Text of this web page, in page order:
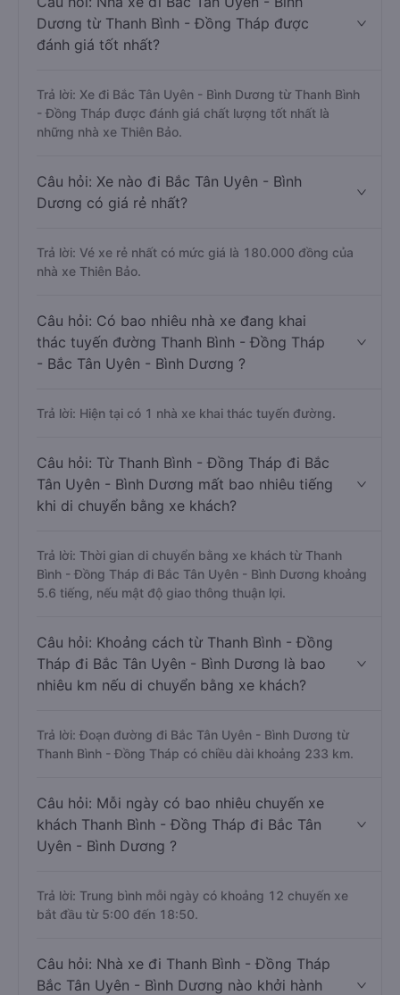
Dương từ Thanh Bình - Đồng Tháp được
đánh giá tốt nhất?
Trả lời: Xe đi Bắc Tân Uyên - Bình Dương từ Thanh Bình
- Đồng Tháp được đánh giá chất lượng tốt nhất là
những nhà xe Thiên Bảo.
Câu hỏi: Xe nào đi Bắc Tân Uyên - Bình
Dương có giá rẻ nhất?
Trả lời: Vé xe rẻ nhất có mức giá là 180.000 đồng của
nhà xe Thiên Bảo.
Câu hỏi: Có bao nhiêu nhà xe đang khai
thác tuyến đường Thanh Bình - Đồng Tháp
- Bắc Tân Uyên - Bình Dương ?
Trả lời: Hiện tại có 1 nhà xe khai thác tuyến đường.
Câu hỏi: Từ Thanh Bình - Đồng Tháp đi Bắc
Tân Uyên - Bình Dương mất bao nhiêu tiếng
khi di chuyển bằng xe khách?
Trả lời: Thời gian di chuyển bằng xe khách từ Thanh
Bình - Đồng Tháp đi Bắc Tân Uyên - Bình Dương khoảng
5.6 tiếng, nếu mật độ giao thông thuận lợi.
Câu hỏi: Khoảng cách từ Thanh Bình - Đồng
Tháp đi Bắc Tân Uyên - Bình Dương là bao
nhiêu km nếu di chuyển bằng xe khách?
Trả lời: Đoạn đường đi Bắc Tân Uyên - Bình Dương từ
Thanh Bình - Đồng Tháp có chiều dài khoảng 233 km.
Câu hỏi: Mỗi ngày có bao nhiêu chuyến xe
khách Thanh Bình - Đồng Tháp đi Bắc Tân
Uyên - Bình Dương ?
Trả lời: Trung bình mỗi ngày có khoảng 12 chuyến xe
bắt đầu từ 5:00 đến 18:50.
Câu hỏi: Nhà xe đi Thanh Bình - Đồng Tháp
Bắc Tân Uyên - Bình Dương nào khởi hành